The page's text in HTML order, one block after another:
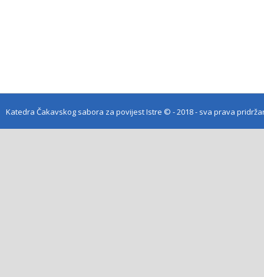
Katedra Čakavskog sabora za povijest Istre © - 2018 - sva prava